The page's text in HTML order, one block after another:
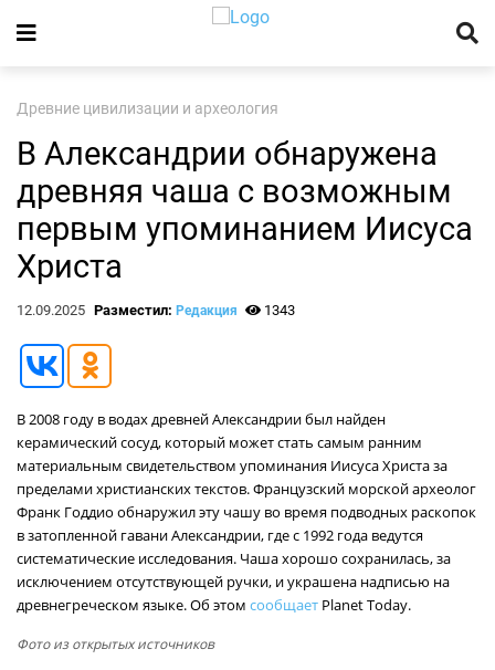
Древние цивилизации и археология
В Александрии обнаружена
древняя чаша с возможным
первым упоминанием Иисуса
Христа
12.09.2025 Разместил: Редакция 1343
В 2008 году в водах древней Александрии был найден
керамический сосуд, который может стать самым ранним
материальным свидетельством упоминания Иисуса Христа за
пределами христианских текстов. Французский морской археолог
Франк Годдио обнаружил эту чашу во время подводных раскопок
в затопленной гавани Александрии, где с 1992 года ведутся
систематические исследования. Чаша хорошо сохранилась, за
исключением отсутствующей ручки, и украшена надписью на
древнегреческом языке. Об этом сообщает Planet Today.
Фото из открытых источников